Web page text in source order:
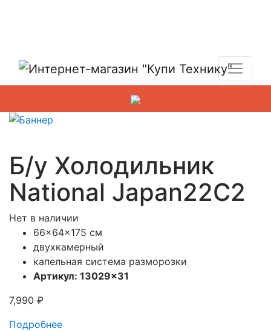
Б/у Холодильник
National Japan22C2
Нет в наличии
66x64x175 см
двухкамерный
капельная система разморозки
Артикул: 13029×31
7,990 ₽
Подробнее